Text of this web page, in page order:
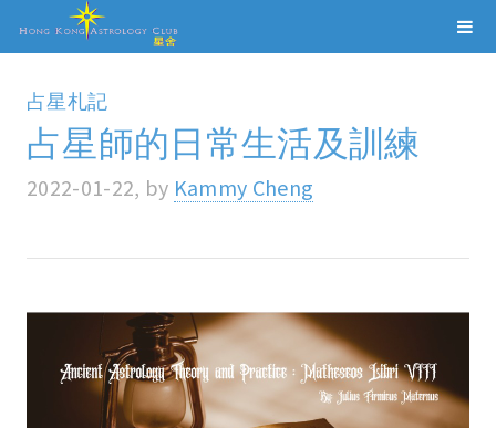
占星札記
占星師的日常生活及訓練
2022-01-22, by Kammy Cheng